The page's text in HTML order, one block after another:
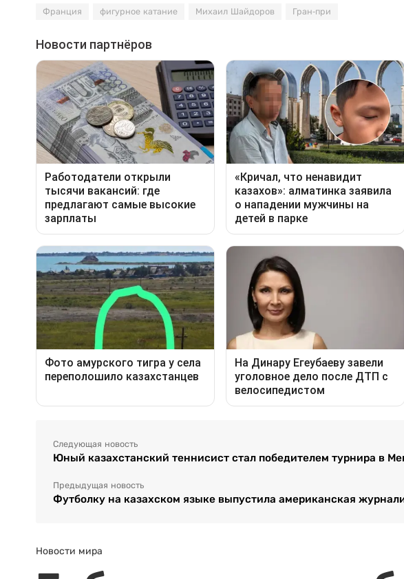
Франция фигурное катание Михаил Шайдоров Гран-при
Следующая новость
Юный казахстанский теннисист стал победителем турнира в
Предыдущая новость
Футболку на казахском языке выпустила американская
Новости мира